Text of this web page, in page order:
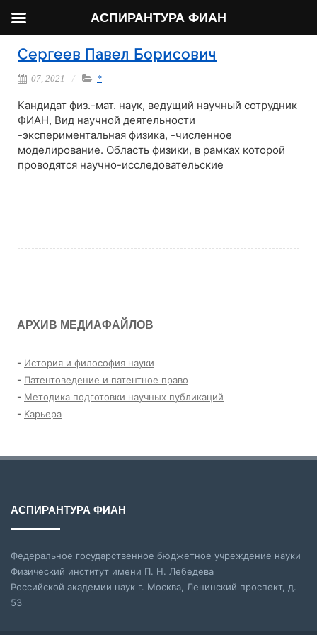
Сергеев Павел Борисович
07, 2021 *
Кандидат физ.-мат. наук, ведущий научный сотрудник
ФИАН, Вид научной деятельности
-экспериментальная физика, -численное
моделирование. Область физики, в рамках которой
проводятся научно-исследовательские
АРХИВ МЕДИАФАЙЛОВ
- История и философия науки
- Патентоведение и патентное право
- Методика подготовки научных публикаций
- Карьера
АСПИРАНТУРА ФИАН
Федеральное государственное бюджетное учреждение науки
Физический институт имени П. Н. Лебедева
Российской академии наук г. Москва, Ленинский проспект, д.
53
АСПИРАНТУРА ФИАН